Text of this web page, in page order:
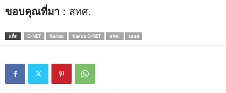
e
ขอบคุณที่มา : สทศ.
แท็ก O-NET ข้อสอบ ข้อสอบ O-NET สทศ. เฉลย